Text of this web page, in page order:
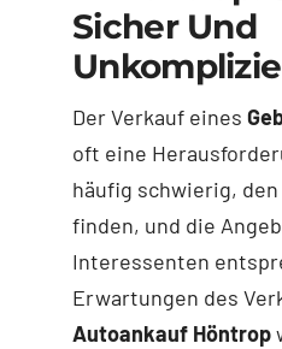
Sicher Und
Der Verkauf eines
oft eine
häufig schwierig,
finden, und die
Interessenten
Erwartungen des
Autoankauf Höntrop